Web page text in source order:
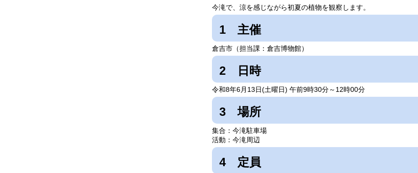
今滝で、涼を感じながら初夏の植物を観察します。
1 主催
倉吉市（担当課：倉吉博物館）
2 日時
令和8年6月13日(土曜日) 午前9時30分～12時00分
3 場所
集合：今滝駐車場
活動：今滝周辺
4 定員